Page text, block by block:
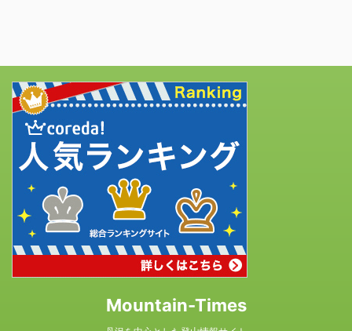
Mountain-Times